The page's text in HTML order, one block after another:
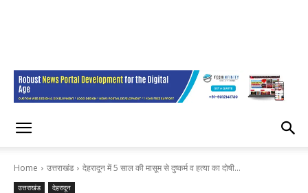
Home उत्तराखंड देहरादून में 5 साल की मासूम से दुष्कर्म व हत्या का दोषी...
उत्तराखंड देहरादून